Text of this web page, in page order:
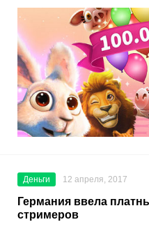
Деньги 12 апреля, 2017
Германия ввела
стримеров